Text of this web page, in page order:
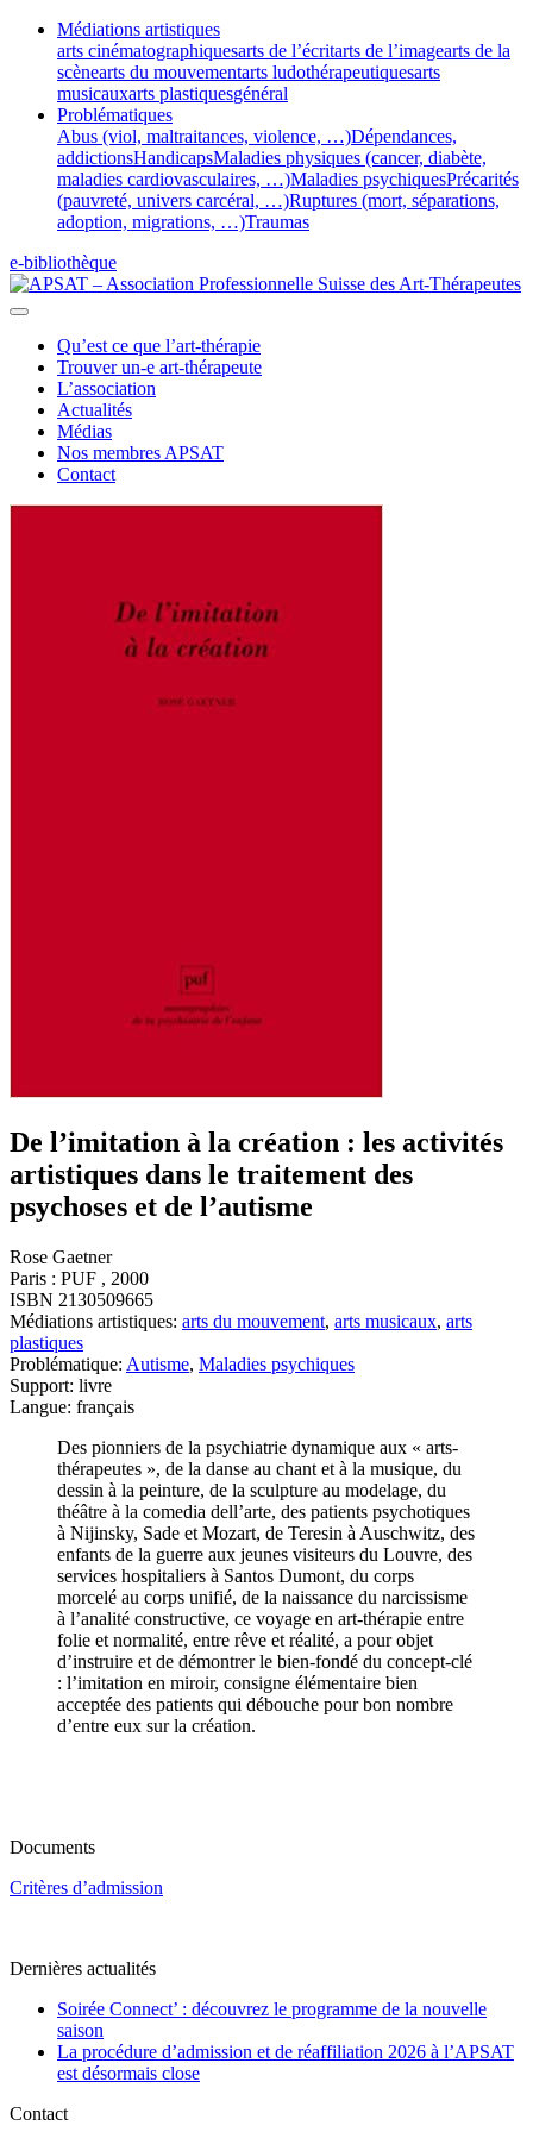
Médiations artistiques
arts cinématographiquesarts de l’écritarts de l’imagearts de la
scènearts du mouvementarts ludothérapeutiquesarts
musicauxarts plastiquesgénéral
Problématiques
Abus (viol, maltraitances, violence, …)Dépendances,
addictionsHandicapsMaladies physiques (cancer, diabète,
maladies cardiovasculaires, …)Maladies psychiquesPrécarités
(pauvreté, univers carcéral, …)Ruptures (mort, séparations,
adoption, migrations, …)Traumas
e-bibliothèque
Qu’est ce que l’art-thérapie
Trouver un-e art-thérapeute
L’association
Actualités
Médias
Nos membres APSAT
Contact
De l’imitation à la création : les activités
artistiques dans le traitement des
psychoses et de l’autisme
Rose Gaetner
Paris : PUF , 2000
ISBN 2130509665
Médiations artistiques: arts du mouvement, arts musicaux, arts
plastiques
Problématique: Autisme, Maladies psychiques
Support: livre
Langue: français
Des pionniers de la psychiatrie dynamique aux « arts-
thérapeutes », de la danse au chant et à la musique, du
dessin à la peinture, de la sculpture au modelage, du
théâtre à la comedia dell’arte, des patients psychotiques
à Nijinsky, Sade et Mozart, de Teresin à Auschwitz, des
enfants de la guerre aux jeunes visiteurs du Louvre, des
services hospitaliers à Santos Dumont, du corps
morcelé au corps unifié, de la naissance du narcissisme
à l’analité constructive, ce voyage en art-thérapie entre
folie et normalité, entre rêve et réalité, a pour objet
d’instruire et de démontrer le bien-fondé du concept-clé
: l’imitation en miroir, consigne élémentaire bien
acceptée des patients qui débouche pour bon nombre
d’entre eux sur la création.
Documents
Critères d’admission
Dernières actualités
Soirée Connect’ : découvrez le programme de la nouvelle
saison
La procédure d’admission et de réaffiliation 2026 à l’APSAT
est désormais close
Contact